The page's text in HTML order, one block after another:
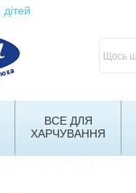
ВСЕ ДЛЯ
ХАРЧУВАННЯ